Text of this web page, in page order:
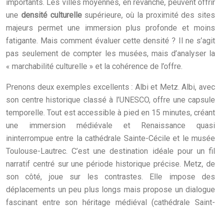
importants. Les villes moyennes, en revanche, peuvent offrir
une densité culturellesupérieure, où la proximité des sites
majeurs permet une immersion plus profonde et moins
fatigante. Mais comment évaluer cette densité ? Il ne s’agit
pas seulement de compter les musées, mais d’analyser la
« marchabilité culturelle » et la cohérence de l’offre.
Prenons deux exemples excellents : Albi et Metz. Albi, avec
son centre historique classé à l’UNESCO, offre une capsule
temporelle. Tout est accessible à pied en 15 minutes, créant
une immersion médiévale et Renaissance quasi
ininterrompue entre la cathédrale Sainte-Cécile et le musée
Toulouse-Lautrec. C’est une destination idéale pour un fil
narratif centré sur une période historique précise. Metz, de
son côté, joue sur les contrastes. Elle impose des
déplacements un peu plus longs mais propose un dialogue
fascinant entre son héritage médiéval (cathédrale Saint-